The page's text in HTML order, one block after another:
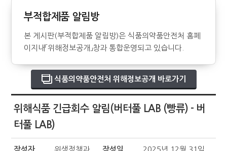
부적합제품 알림방
본 게시판(부적합제품 알림방)은 식품의약품안전처 홈페
이지내「위해정보공개」창과 통합운영되고 있습니다.
식품의약품안전처 위해정보공개 바로가기
위해식품 긴급회수 알림(버터풀 LAB (빵류) - 버
터풀 LAB)
작성자 위생정책과 작성일
2025년 12월 31일